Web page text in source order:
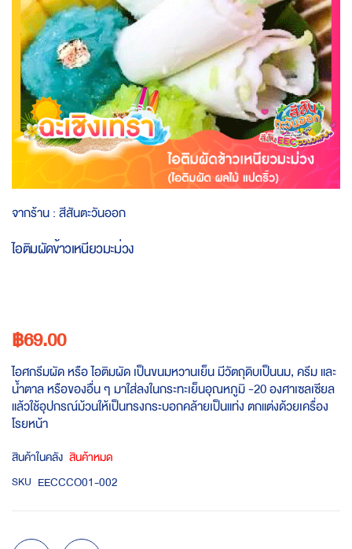
to
beginning
จากร้าน :สีสันตะวันออก
ไอติมผัดข้าวเหนียวมะม่วง
฿69.00
ไอศกรีมผัด หรือ ไอติมผัด เป็นขนมหวานเย็น มีวัตถุดิบเป็นนม, ครีม และ
น้ำตาล หรือของอื่น ๆ มาใส่ลงในกระทะเย็นอุณหภูมิ -20 องศาเซลเซียล
แล้วใช้อุปกรณ์ม้วนให้เป็นทรงกระบอกคล้ายเป็นแท่ง ตกแต่งด้วยเครื่อง
โรยหน้า
สินค้าในคลัง สินค้าหมด
SKU EECCCO01-002